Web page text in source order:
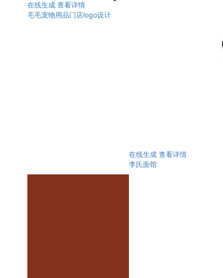
在线生成 查看详情
毛毛宠物用品门店logo设计
在线生成 查看详情
李氏面馆